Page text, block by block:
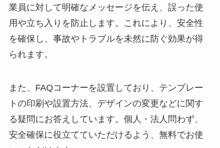
業員に対して明確なメッセージを伝え、誤った使
用や立ち入りを防止します。これにより、安全性
を確保し、事故やトラブルを未然に防ぐ効果が得
られます。
また、FAQコーナーを設置しており、テンプレー
トの印刷や設置方法、デザインの変更などに関す
る疑問にお答えしています。個人・法人問わず、
安全確保に役立てていただけるよう、無料でお使